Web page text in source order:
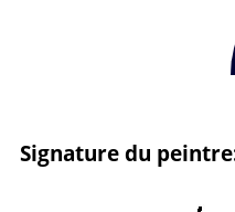
Signature du